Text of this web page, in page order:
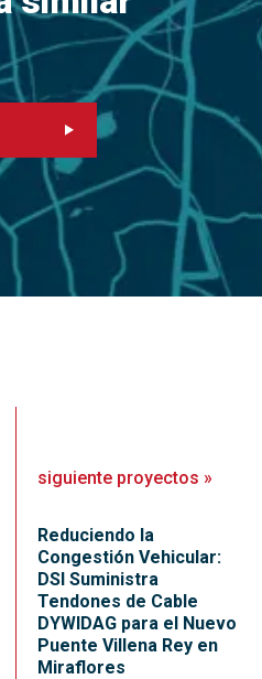
siguiente proyectos »
Reduciendo la
Congestión Vehicular:
DSI Suministra
Tendones de Cable
DYWIDAG para el Nuevo
Puente Villena Rey en
Miraflores